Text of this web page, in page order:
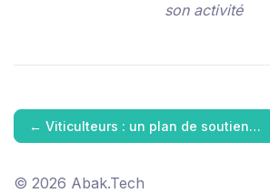
son activité
← Viticulteurs : un plan de soutien…
© 2026 Abak.Tech